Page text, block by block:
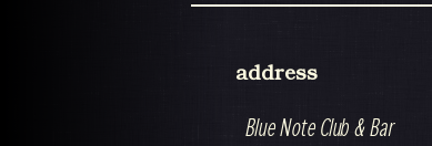
address
Blue Note Club & Bar